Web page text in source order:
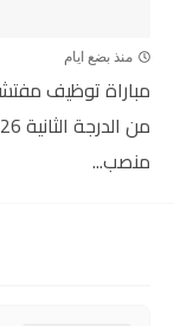
منذ بضع ايام
مباراة توظيف
منصب...